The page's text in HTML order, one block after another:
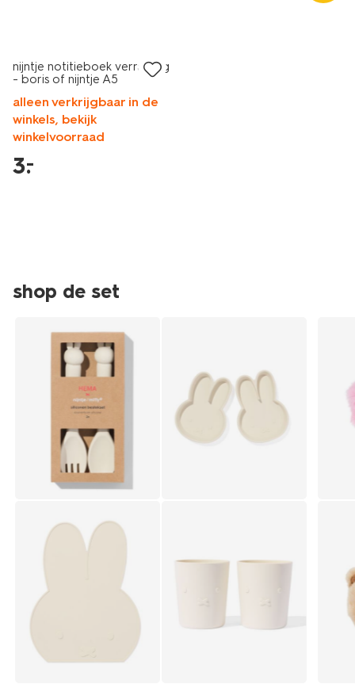
60410230.html
nijntje notitieboek verrassing
- boris of nijntje A5
alleen verkrijgbaar in de
winkels, bekijk
winkelvoorraad
3.
–
shop de set